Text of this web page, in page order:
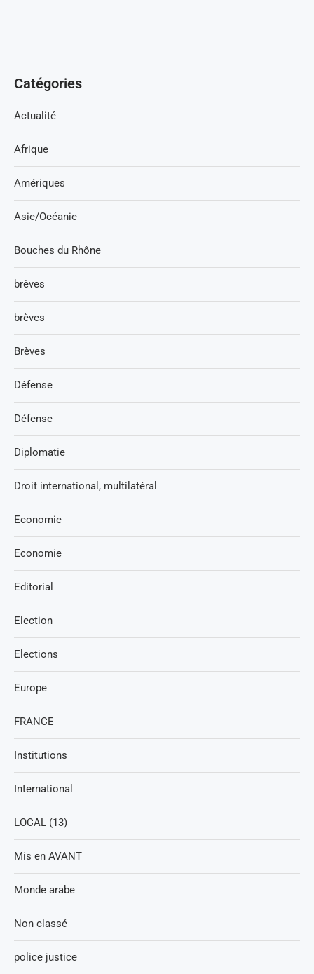
Catégories
Actualité
Afrique
Amériques
Asie/Océanie
Bouches du Rhône
brèves
brèves
Brèves
Défense
Défense
Diplomatie
Droit international, multilatéral
Economie
Economie
Editorial
Election
Elections
Europe
FRANCE
Institutions
International
LOCAL (13)
Mis en AVANT
Monde arabe
Non classé
police justice